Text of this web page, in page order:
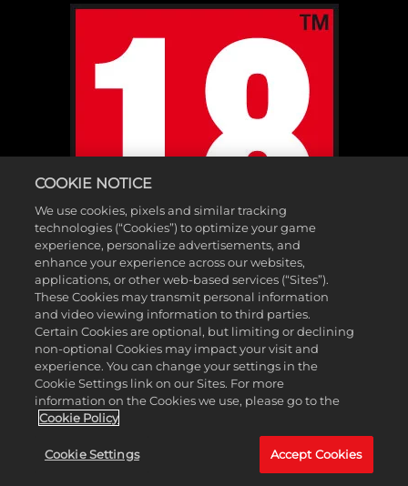
©2025 Gearbox Software. Publicado por 2K Games. Desarrollado por
Gearbox. Gearbox, Borderlands y los logotipos relacionados son
marcas comerciales de Gearbox Software, LLC. 2K y el logotipo de 2K
son marcas comerciales de Take-Two Interactive Software, Inc. Todas
las demás marcas y marcas comerciales pertenecen a sus
COOKIE NOTICE
We use cookies, pixels and similar tracking
technologies (“Cookies”) to optimize your game
experience, personalize advertisements, and
enhance your experience across our websites,
applications, or other web-based services (“Sites”).
These Cookies may transmit personal information
and video viewing information to third parties.
Certain Cookies are optional, but limiting or declining
non-optional Cookies may impact your visit and
experience. You can change your settings in the
Cookie Settings link on our Sites. For more
information on the Cookies we use, please go to the
Cookie Policy
Cookie Settings Accept Cookies